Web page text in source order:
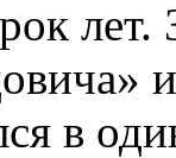
лет.
в